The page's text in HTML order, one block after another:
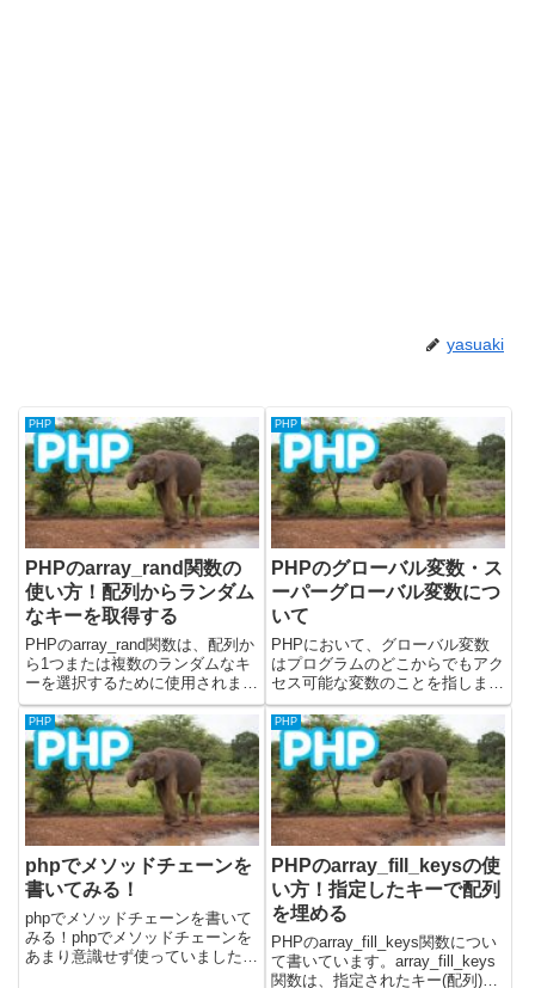
yasuaki
PHP
PHPのarray_rand関数の
使い方！配列からランダム
なキーを取得する
PHPのarray_rand関数は、配列か
ら1つまたは複数のランダムなキ
ーを選択するために使用されま
す。この関数は、ランダムな項目
を抽選する、クイズの質問をシャ
ッフルする、表示するコンテンツ
をランダムに選ぶなど、様々な場
面で利用できます。単...
PHP
PHPのグローバル変数・ス
ーパーグローバル変数につ
いて
PHPにおいて、グローバル変数
はプログラムのどこからでもアク
セス可能な変数のことを指しま
す。ただし、グローバル変数はス
コープの観点から注意深く扱う必
要があります。この記事では、
PHPのグローバル変数に関する
基本的な事項と、注意点について
解説...
PHP
phpでメソッドチェーンを
書いてみる！
phpでメソッドチェーンを書いて
みる！phpでメソッドチェーンを
あまり意識せず使っていました
PHP
PHPのarray_fill_keysの使
い方！指定したキーで配列
を埋める
PHPのarray_fill_keys関数につい
て書いています。array_fill_keys
関数は、指定されたキー(配列)を